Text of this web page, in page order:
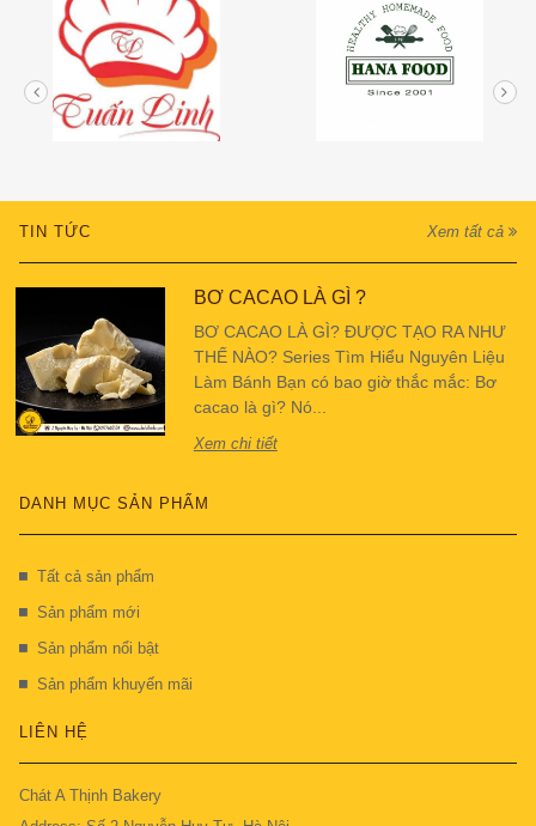
TIN TỨC Xem tất cả
BƠ CACAO LÀ GÌ ?
BƠ CACAO LÀ GÌ? ĐƯỢC TẠO RA NHƯ
THẾ NÀO? Series Tìm Hiểu Nguyên Liệu
Làm Bánh Bạn có bao giờ thắc mắc: Bơ
cacao là gì? Nó...
Xem chi tiết
DANH MỤC SẢN PHẨM
Tất cả sản phẩm
Sản phẩm mới
Sản phẩm nổi bật
Sản phẩm khuyến mãi
LIÊN HỆ
Chát A Thịnh Bakery